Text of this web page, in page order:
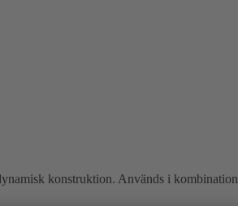
konstruktion. Används i kombination